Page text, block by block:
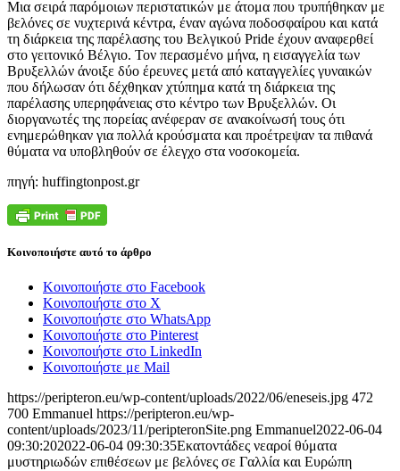
Μια σειρά παρόμοιων περιστατικών με άτομα που τρυπήθηκαν με
βελόνες σε νυχτερινά κέντρα, έναν αγώνα ποδοσφαίρου και κατά
τη διάρκεια της παρέλασης του Βελγικού Pride έχουν αναφερθεί
στο γειτονικό Βέλγιο. Τον περασμένο μήνα, η εισαγγελία των
Βρυξελλών άνοιξε δύο έρευνες μετά από καταγγελίες γυναικών
που δήλωσαν ότι δέχθηκαν χτύπημα κατά τη διάρκεια της
παρέλασης υπερηφάνειας στο κέντρο των Βρυξελλών. Οι
διοργανωτές της πορείας ανέφεραν σε ανακοίνωσή τους ότι
ενημερώθηκαν για πολλά κρούσματα και προέτρεψαν τα πιθανά
θύματα να υποβληθούν σε έλεγχο στα νοσοκομεία.
πηγή: huffingtonpost.gr
Κοινοποιήστε αυτό το άρθρο
Κοινοποιήστε στο Facebook
Κοινοποιήστε στο X
Κοινοποιήστε στο WhatsApp
Κοινοποιήστε στο Pinterest
Κοινοποιήστε στο LinkedIn
Κοινοποιήστε με Mail
https://peripteron.eu/wp-content/uploads/2022/06/eneseis.jpg 472
700 Emmanuel https://peripteron.eu/wp-
content/uploads/2023/11/peripteronSite.png Emmanuel2022-06-04
09:30:202022-06-04 09:30:35Εκατοντάδες νεαροί θύματα
μυστηριωδών επιθέσεων με βελόνες σε Γαλλία και Ευρώπη